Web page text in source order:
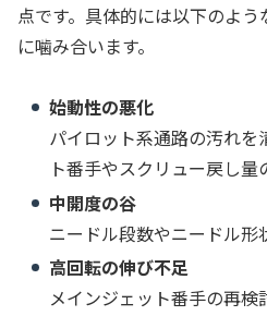
点です。具体的には以下のよ
に噛み合います。
始動性の悪化
パイロット系通路の汚れを
ト番手やスクリュー戻し量
中開度の谷
ニードル段数やニードル形
高回転の伸び不足
メインジェット番手の再検